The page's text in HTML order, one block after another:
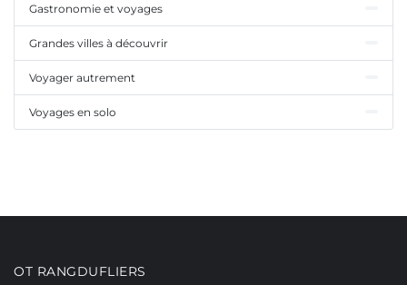
Gastronomie et voyages
Grandes villes à découvrir
Voyager autrement
Voyages en solo
OT RANGDUFLIERS